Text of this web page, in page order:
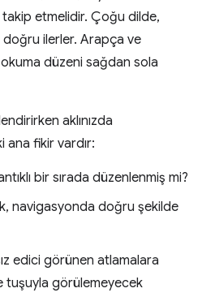
takip etmelidir. Çoğu dilde,
doğru ilerler. Arapça ve
düzeni sağdan sola
aklınızda
ana fikir vardır:
bir sırada düzenlenmiş mi?
navigasyonda doğru şekilde
edici görünen atlamalara
tuşuyla görülemeyecek